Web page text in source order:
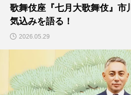
歌舞伎座『七月大歌舞伎』市
気込みを語る！
2026.05.29